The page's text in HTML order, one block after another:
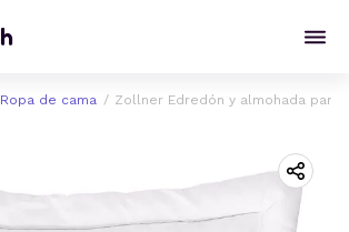
Ropa de cama Zollner Edredón y almohada para